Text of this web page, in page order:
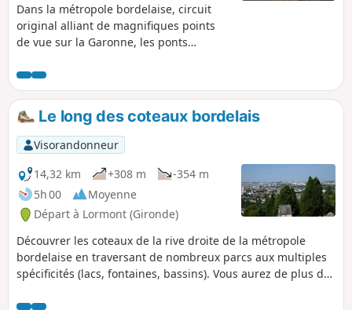
Dans la métropole bordelaise, circuit
original alliant de magnifiques points
de vue sur la Garonne, les ponts
la Cité du Vin et bien plus loin, le tout
en pleine nature, mais aussi un bout du
"vieux" Lormont. Attention de nombreux
escaliers (mais en très bon état).
Le long des coteaux bordelais
Visorandonneur
14,32 km
+308 m
-354 m
5h 00
Moyenne
Départ à Lormont (Gironde)
Découvrer les coteaux de la rive droite de la métropole
bordelaise en traversant de nombreux parcs aux multiples
spécificités (lacs, fontaines, bassins). Vous aurez de plus des